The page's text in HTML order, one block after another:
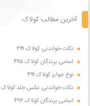
آخرین مطالب کولاک
نکات خواندنی کولاک ۴۹۹
اسامی برندگان کولاک ۴۹۵
نوع جوایز کولاک ۴۹۹
نکات خواندنی عکس جلد کولاک ۴۹۸
اسامی برندگان کولاک ۴۹۴